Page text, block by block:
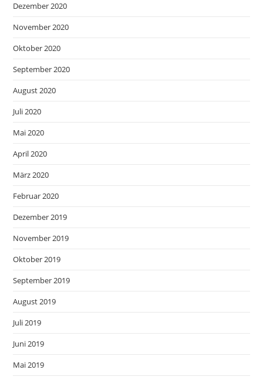
Dezember 2020
November 2020
Oktober 2020
September 2020
August 2020
Juli 2020
Mai 2020
April 2020
März 2020
Februar 2020
Dezember 2019
November 2019
Oktober 2019
September 2019
August 2019
Juli 2019
Juni 2019
Mai 2019